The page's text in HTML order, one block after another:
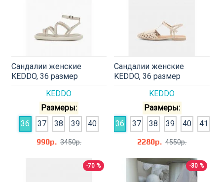
KEDDO
Сандалии женские
KEDDO, 36 размер
Размеры:
36
37 38 39
40
990р. 3450р.
KEDDO
Сандалии женские
KEDDO, 36 размер
Размеры:
36
37 38 39 40
41
2280р. 4550р.
-70 % -30 %